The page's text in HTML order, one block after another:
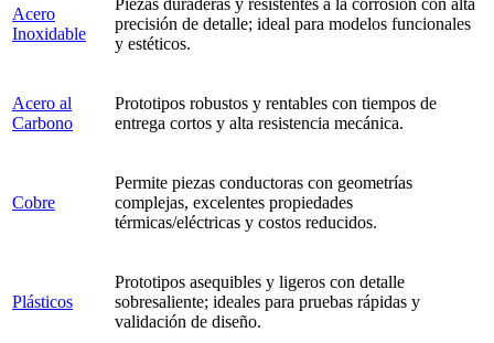
Acero
Inoxidable
Piezas duraderas y resistentes a la corrosión con alta
precisión de detalle; ideal para modelos funcionales
y estéticos.
Acero al
Carbono
Prototipos robustos y rentables con tiempos de
entrega cortos y alta resistencia mecánica.
Cobre
Permite piezas conductoras con geometrías
complejas, excelentes propiedades
térmicas/eléctricas y costos reducidos.
Plásticos
Prototipos asequibles y ligeros con detalle
sobresaliente; ideales para pruebas rápidas y
validación de diseño.